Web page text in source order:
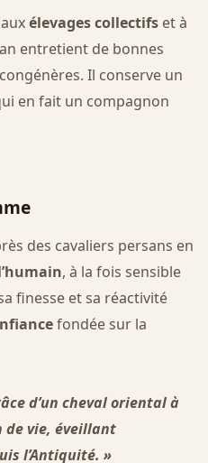
élevages collectifset à
entretient de bonnes
Il conserve un
en fait un compagnon
des cavaliers persans en
, à la fois sensible
finesse et sa réactivité
fondée sur la
d’un cheval oriental à
de vie, éveillant
l’Antiquité. »